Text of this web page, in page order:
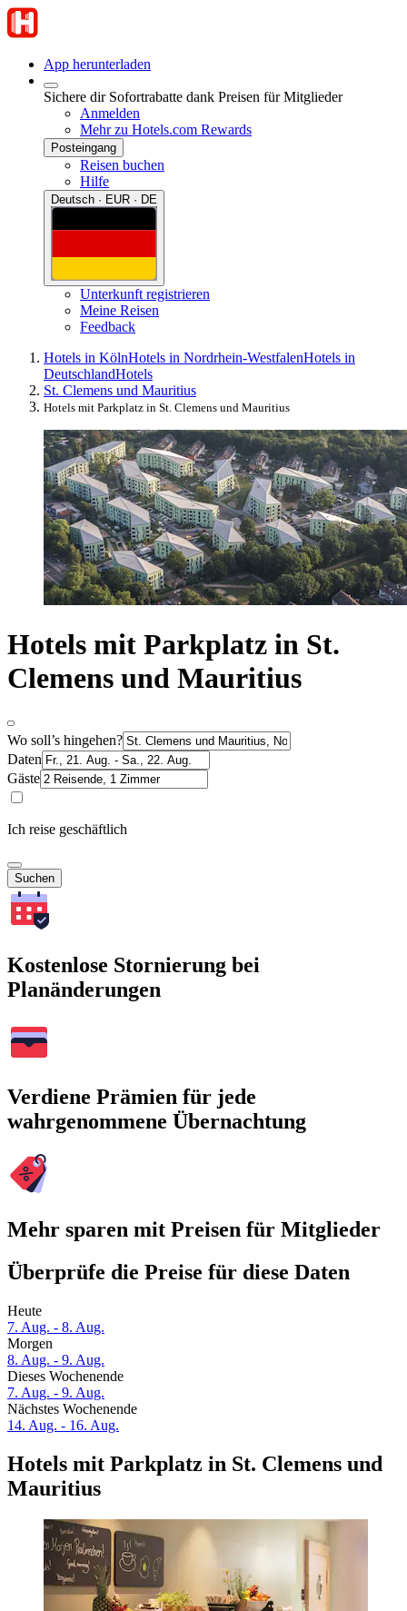
App herunterladen
Sichere dir Sofortrabatte dank Preisen für Mitglieder
Anmelden
Mehr zu Hotels.com Rewards
Posteingang
Reisen buchen
Hilfe
Deutsch · EUR · DE
Unterkunft registrieren
Meine Reisen
Feedback
Hotels in KölnHotels in Nordrhein-WestfalenHotels in
DeutschlandHotels
St. Clemens und Mauritius
Hotels mit Parkplatz in St. Clemens und Mauritius
Hotels mit Parkplatz in St.
Clemens und Mauritius
Wo soll’s hingehen?
Daten
Gäste
Ich reise geschäftlich
Suchen
Kostenlose Stornierung bei
Planänderungen
Verdiene Prämien für jede
wahrgenommene Übernachtung
Mehr sparen mit Preisen für Mitglieder
Überprüfe die Preise für diese Daten
Heute
7. Aug. - 8. Aug.
Morgen
8. Aug. - 9. Aug.
Dieses Wochenende
7. Aug. - 9. Aug.
Nächstes Wochenende
14. Aug. - 16. Aug.
Hotels mit Parkplatz in St. Clemens und
Mauritius